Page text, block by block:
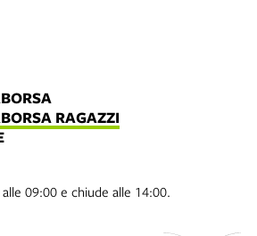
RAGAZZI
09:00 e chiude alle 14:00.